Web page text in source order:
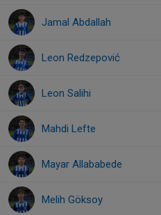
Jamal Abdallah
Leon Redzepović
Leon Salihi
Mahdi Lefte
Mayar Allababede
Melih Göksoy